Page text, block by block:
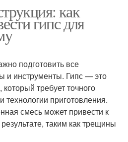
как
гипс для
подготовить все
и инструменты. Гипс — это
требует точного
приготовления.
смесь может привести к
таким как трещины